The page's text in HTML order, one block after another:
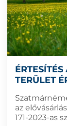
TERÜLET
az
171-2023-as